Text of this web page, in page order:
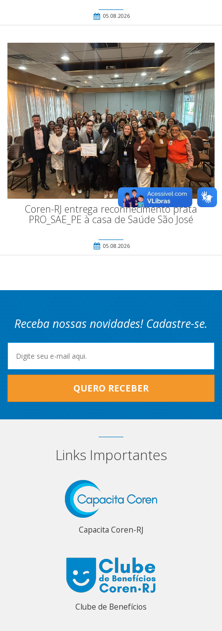
05.08.2026
Coren-RJ entrega reconhecimento prata
PRO_SAE_PE à casa de Saúde São José
05.08.2026
Receba nossas novidades! Cadastre-se.
QUERO RECEBER
Links Importantes
Capacita Coren-RJ
Clube de Benefícios